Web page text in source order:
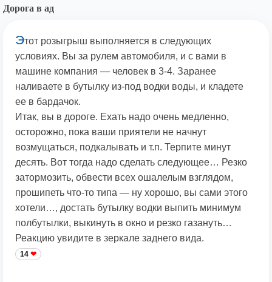
Дорога в ад
Этот розыгрыш выполняется в следующих
условиях. Вы за рулем автомобиля, и с вами в
машине компания — человек в 3-4. Заранее
наливаете в бутылку из-под водки воды, и кладете
ее в бардачок.
Итак, вы в дороге. Ехать надо очень медленно,
осторожно, пока ваши приятели не начнут
возмущаться, подкалывать и т.п. Терпите минут
десять. Вот тогда надо сделать следующее… Резко
затормозить, обвести всех ошалелым взглядом,
прошипеть что-то типа — ну хорошо, вы сами этого
хотели…, достать бутылку водки выпить минимум
полбутылки, выкинуть в окно и резко газануть…
Реакцию увидите в зеркале заднего вида.
14